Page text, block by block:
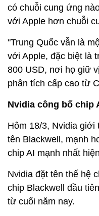
có chuỗi cung ứng
với Apple hơn chuỗi
"Trung Quốc vẫn là
với Apple, đặc biệt là
800 USD, nơi họ giữ
phân tích cấp cao từ
Nvidia công bố chip
Hôm 18/3, Nvidia giới
tên Blackwell, mạnh
chip AI mạnh nhất
Nvidia đặt tên thế hệ
chip Blackwell đầu
từ cuối năm nay.